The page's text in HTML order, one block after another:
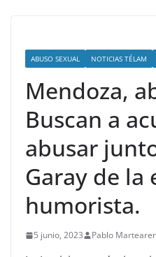
ABUSO SEXUAL NOTICIAS TÉLAM
Mendoza,
Buscan a
abusar
Garay de la
humorista.
5 junio, 2023 Pablo